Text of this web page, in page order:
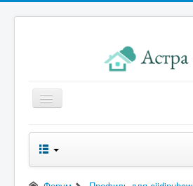
Главная
Новости правления
Начисления к оплате